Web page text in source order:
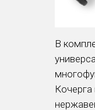
В